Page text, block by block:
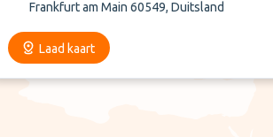
Frankfurt am Main 60549, Duitsland
Laad kaart